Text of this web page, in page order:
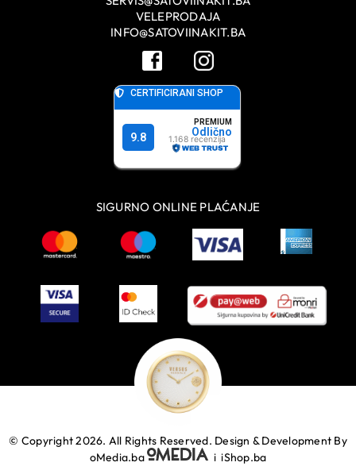
VELEPRODAJA
INFO@SATOVIINAKIT.BA
SIGURNO ONLINE PLAĆANJE
© Copyright 2026. All Rights Reserved. Design & Development By
oMedia.ba
iiShop.ba